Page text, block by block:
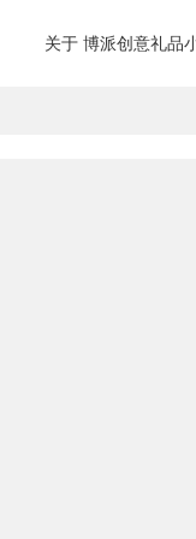
关于 博派创意礼品